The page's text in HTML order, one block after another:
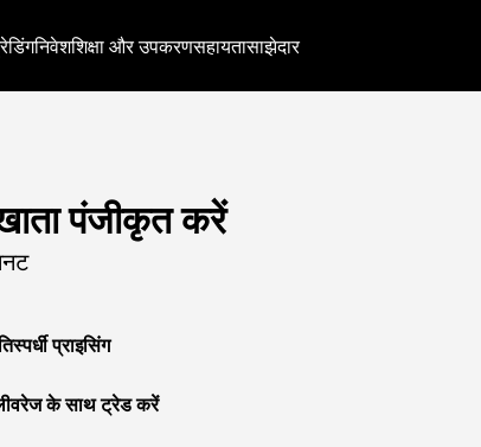
निवेशशिक्षा और उपकरणसहायतासाझेदार
पंजीकृत करें
प्राइसिंग
के साथ ट्रेड करें